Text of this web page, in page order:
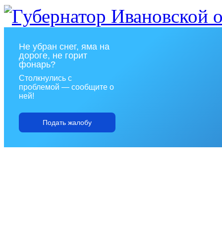
Не убран снег, яма на
дороге, не горит
фонарь?
Столкнулись с
проблемой — сообщите о
ней!
Подать жалобу